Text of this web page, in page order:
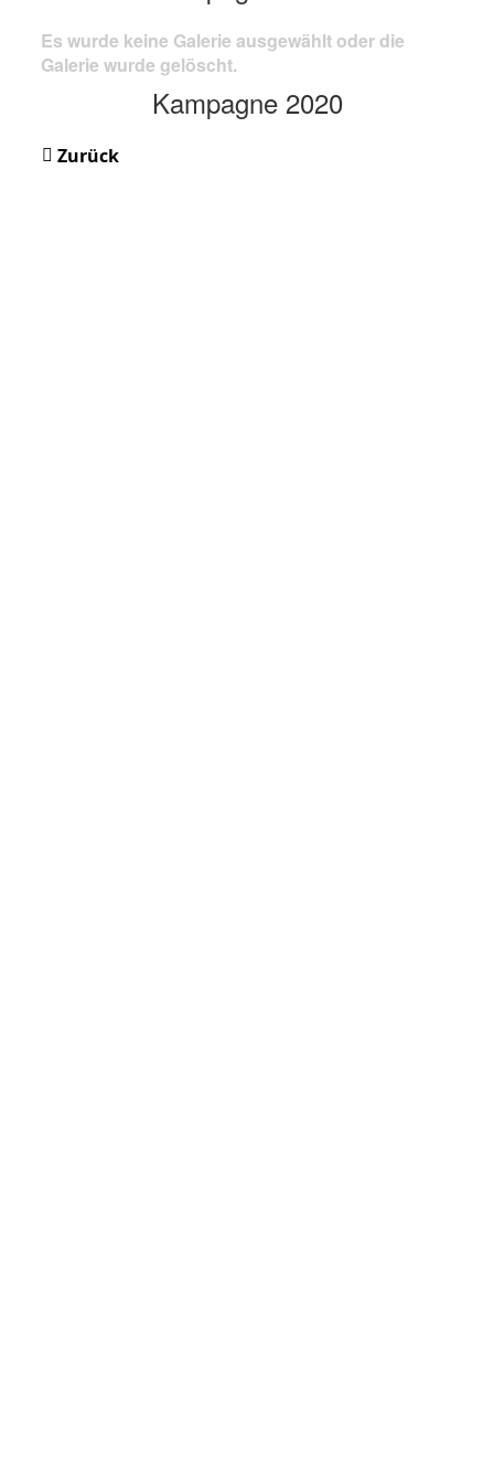
Es wurde keine Galerie ausgewählt oder die
Galerie wurde gelöscht.
Kampagne 2020
Zurück